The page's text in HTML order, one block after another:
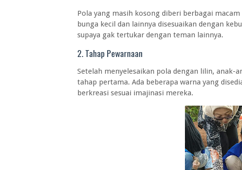
Pola yang masih kosong diberi berbagai
bunga kecil dan lainnya disesuaikan dengan
supaya gak tertukar dengan teman lainnya.
2. Tahap Pewarnaan
Setelah menyelesaikan pola dengan lilin, anak-
tahap pertama. Ada beberapa warna yang
berkreasi sesuai imajinasi mereka.